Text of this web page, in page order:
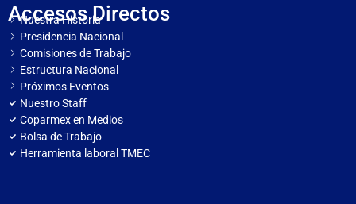
Accesos Directos
Nuestra Historia
Presidencia Nacional
Comisiones de Trabajo
Estructura Nacional
Próximos Eventos
Nuestro Staff
Coparmex en Medios
Bolsa de Trabajo
Herramienta laboral TMEC